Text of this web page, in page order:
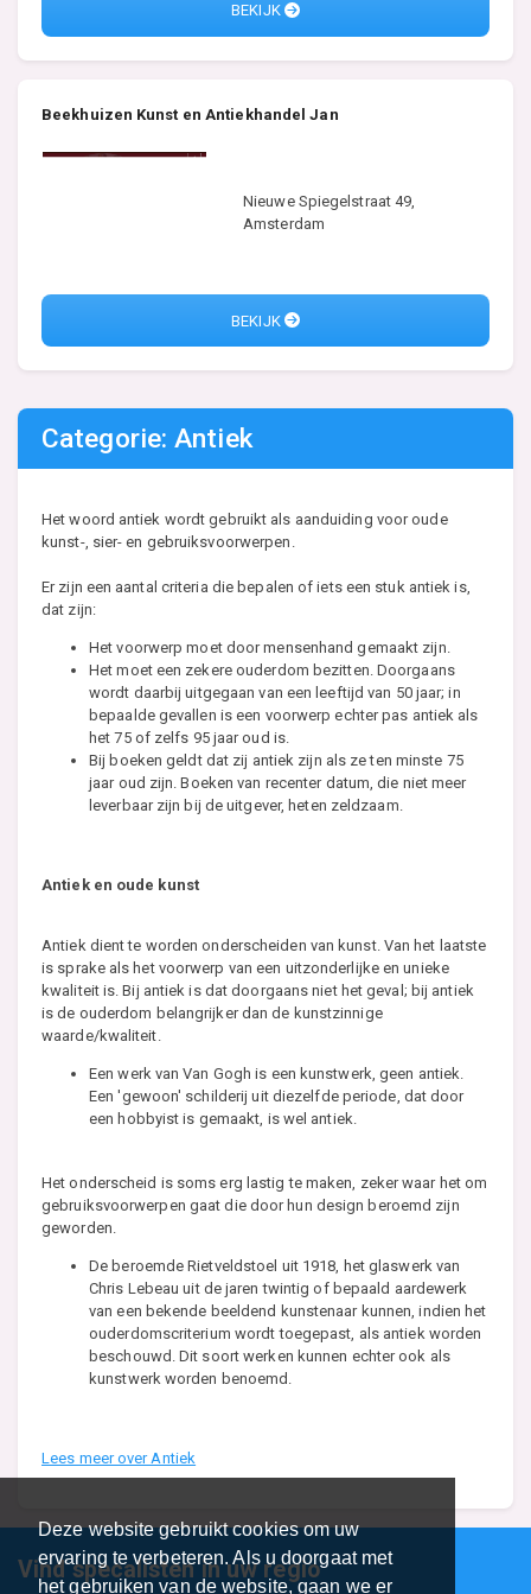
Deze website gebruikt cookies om uw
ervaring te verbeteren. Als u doorgaat met
het gebruiken van de website, gaan we er
BEKIJK
Beekhuizen Kunst en Antiekhandel Jan
Nieuwe Spiegelstraat 49,
Amsterdam
BEKIJK
Categorie: Antiek
Het woord antiek wordt gebruikt als aanduiding voor oude
kunst-, sier- en gebruiksvoorwerpen.
Er zijn een aantal criteria die bepalen of iets een stuk antiek is,
dat zijn:
Het voorwerp moet door mensenhand gemaakt zijn.
Het moet een zekere ouderdom bezitten. Doorgaans
wordt daarbij uitgegaan van een leeftijd van 50 jaar; in
bepaalde gevallen is een voorwerp echter pas antiek als
het 75 of zelfs 95 jaar oud is.
Bij boeken geldt dat zij antiek zijn als ze ten minste 75
jaar oud zijn. Boeken van recenter datum, die niet meer
leverbaar zijn bij de uitgever, heten zeldzaam.
Antiek en oude kunst
Antiek dient te worden onderscheiden van kunst. Van het laatste
is sprake als het voorwerp van een uitzonderlijke en unieke
kwaliteit is. Bij antiek is dat doorgaans niet het geval; bij antiek
is de ouderdom belangrijker dan de kunstzinnige
waarde/kwaliteit.
Een werk van Van Gogh is een kunstwerk, geen antiek.
Een 'gewoon' schilderij uit diezelfde periode, dat door
een hobbyist is gemaakt, is wel antiek.
Het onderscheid is soms erg lastig te maken, zeker waar het om
gebruiksvoorwerpen gaat die door hun design beroemd zijn
geworden.
De beroemde Rietveldstoel uit 1918, het glaswerk van
Chris Lebeau uit de jaren twintig of bepaald aardewerk
van een bekende beeldend kunstenaar kunnen, indien het
ouderdomscriterium wordt toegepast, als antiek worden
beschouwd. Dit soort werken kunnen echter ook als
kunstwerk worden benoemd.
Lees meer over Antiek
Vind specalisten in uw regio